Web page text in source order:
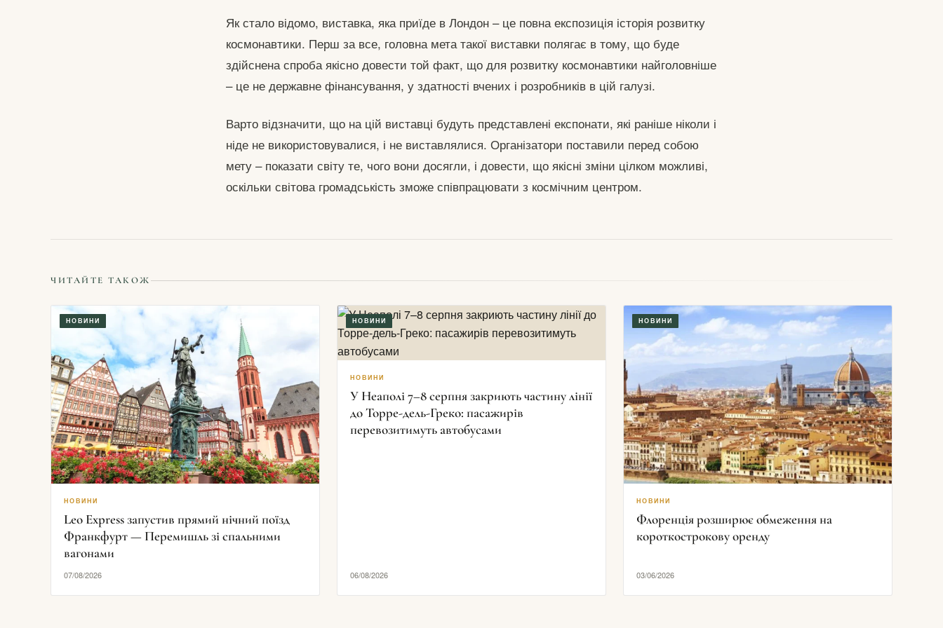
Як стало відомо, виставка, яка приїде в Лондон – це повна експозиція історія розвитку
космонавтики. Перш за все, головна мета такої виставки полягає в тому, що буде
здійснена спроба якісно довести той факт, що для розвитку космонавтики найголовніше
– це не державне фінансування, у здатності вчених і розробників в цій галузі.
Варто відзначити, що на цій виставці будуть представлені експонати, які раніше ніколи і
ніде не використовувалися, і не виставлялися. Організатори поставили перед собою
мету – показати світу те, чого вони досягли, і довести, що якісні зміни цілком можливі,
оскільки світова громадськість зможе співпрацювати з космічним центром.
ЧИТАЙТЕ ТАКОЖ
НОВИНИ
НОВИНИ
Leo Express запустив прямий нічний поїзд
Франкфурт — Перемишль зі спальними
вагонами
07/08/2026
НОВИНИ
НОВИНИ
У Неаполі 7–8 серпня закриють частину лінії
до Торре-дель-Греко: пасажирів
перевозитимуть автобусами
06/08/2026
НОВИНИ
НОВИНИ
Флоренція розширює обмеження на
короткострокову оренду
03/06/2026